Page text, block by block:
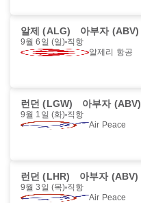
알제 (ALG) 아부자 (ABV)
9월 6일 (일) 직항
알제리 항공
런던 (LGW) 아부자 (ABV)
9월 1일 (화) 직항
Air Peace
런던 (LHR) 아부자 (ABV)
9월 3일 (목) 직항
Air Peace